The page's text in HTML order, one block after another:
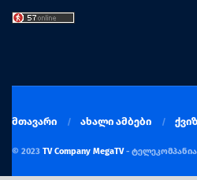
მთავარი ახალი ამბები
© 2023 TV Company MegaTV-